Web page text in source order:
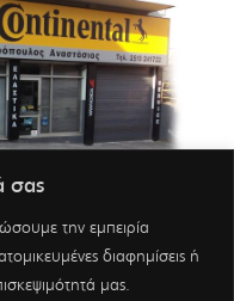
σας
την εμπειρία
διαφημίσεις ή
μας.